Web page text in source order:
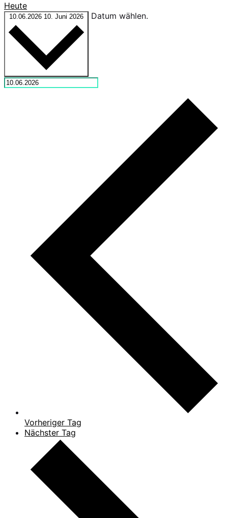
Heute
10.06.2026 10. Juni 2026 Datum wählen.
Vorheriger Tag
Nächster Tag